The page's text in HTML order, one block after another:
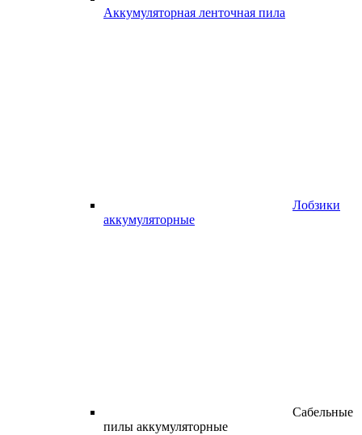
Аккумуляторная ленточная пила
Лобзики
аккумуляторные
Сабельные
пилы аккумуляторные